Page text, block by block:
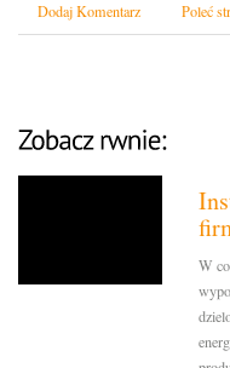
Dodaj Komentarz Poleć
W